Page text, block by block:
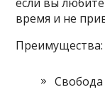
время и не
Преимущества:
Свобода